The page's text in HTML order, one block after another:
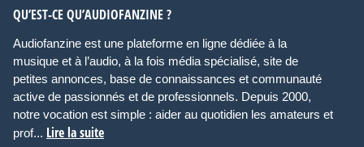
QU’EST-CE QU’AUDIOFANZINE ?
Audiofanzine est une plateforme en ligne dédiée à la
musique et à l’audio, à la fois média spécialisé, site de
petites annonces, base de connaissances et communauté
active de passionnés et de professionnels. Depuis 2000,
notre vocation est simple : aider au quotidien les amateurs et
prof... Lire la suite